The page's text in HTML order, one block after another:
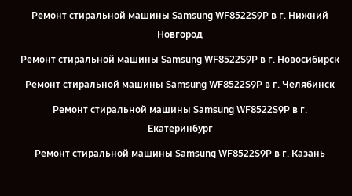
Ремонт стиральной машины Samsung WF8522S9P в г. Нижний
Новгород
Ремонт стиральной машины Samsung WF8522S9P в г. Новосибирск
Ремонт стиральной машины Samsung WF8522S9P в г. Челябинск
Ремонт стиральной машины Samsung WF8522S9P в г.
Екатеринбург
Ремонт стиральной машины Samsung WF8522S9P в г. Казань